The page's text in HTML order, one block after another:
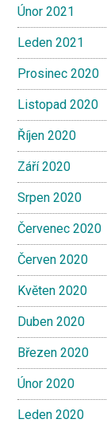
Únor 2021
Leden 2021
Prosinec 2020
Listopad 2020
Říjen 2020
Září 2020
Srpen 2020
Červenec 2020
Červen 2020
Květen 2020
Duben 2020
Březen 2020
Únor 2020
Leden 2020